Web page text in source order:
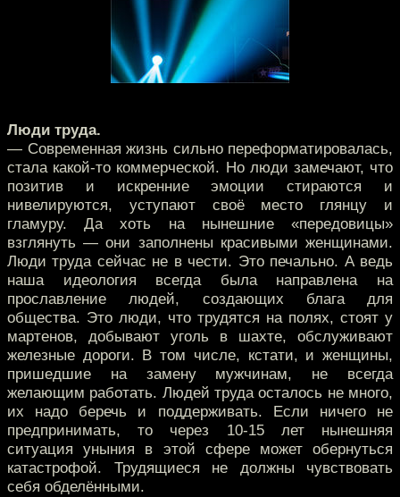
Люди труда.
— Современная жизнь сильно переформатировалась,
стала какой-то коммерческой. Но люди замечают, что
позитив и искренние эмоции стираются и
нивелируются, уступают своё место глянцу и
гламуру. Да хоть на нынешние «передовицы»
взглянуть — они заполнены красивыми женщинами.
Люди труда сейчас не в чести. Это печально. А ведь
наша идеология всегда была направлена на
прославление людей, создающих блага для
общества. Это люди, что трудятся на полях, стоят у
мартенов, добывают уголь в шахте, обслуживают
железные дороги. В том числе, кстати, и женщины,
пришедшие на замену мужчинам, не всегда
желающим работать. Людей труда осталось не много,
их надо беречь и поддерживать. Если ничего не
предпринимать, то через 10-15 лет нынешняя
ситуация уныния в этой сфере может обернуться
катастрофой. Трудящиеся не должны чувствовать
себя обделёнными.